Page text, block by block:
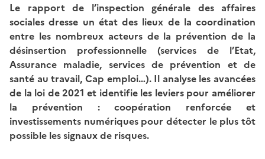
Le rapport de l’inspection générale des affaires
sociales dresse un état des lieux de la coordination
entre les nombreux acteurs de la prévention de la
désinsertion professionnelle (services de l’Etat,
Assurance maladie, services de prévention et de
santé au travail, Cap emploi…). Il analyse les avancées
de la loi de 2021 et identifie les leviers pour améliorer
la prévention : coopération renforcée et
investissements numériques pour détecter le plus tôt
possible les signaux de risques.